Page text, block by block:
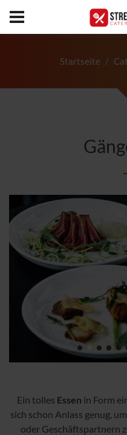
Startseite
Ein tolles Essen in Form
sich schon Anlass genug,
oder Geschäftspartnern